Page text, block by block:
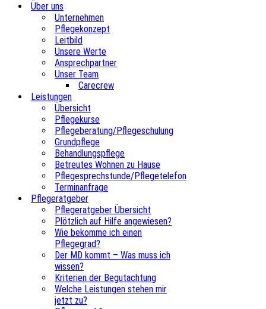
Über uns
Unternehmen
Pflegekonzept
Leitbild
Unsere Werte
Ansprechpartner
Unser Team
Carecrew
Leistungen
Übersicht
Pflegekurse
Pflegeberatung/Pflegeschulung
Grundpflege
Behandlungspflege
Betreutes Wohnen zu Hause
Pflegesprechstunde/Pflegetelefon
Terminanfrage
Pflegeratgeber
Pflegeratgeber Übersicht
Plötzlich auf Hilfe angewiesen?
Wie bekomme ich einen
Pflegegrad?
Der MD kommt – Was muss ich
wissen?
Kriterien der Begutachtung
Welche Leistungen stehen mir
jetzt zu?